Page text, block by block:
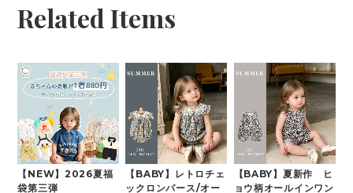
Related Items
【NEW】2026夏福
袋第三弾
【BABY】レトロチェ
ックロンパース/オー
【BABY】夏新作 ヒ
ョウ柄オールインワン